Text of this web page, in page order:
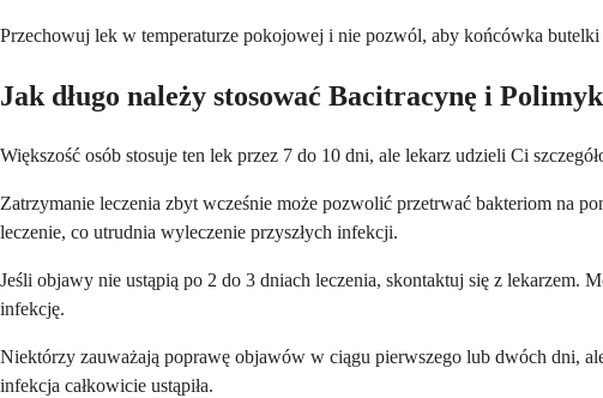
Przechowuj lek w temperaturze pokojowej i nie pozwól, aby końcówka
Jak długo należy stosować Bacitracynę i
Większość osób stosuje ten lek przez 7 do 10 dni, ale lekarz udzieli Ci
Zatrzymanie leczenia zbyt wcześnie może pozwolić przetrwać bakteriom na
leczenie, co utrudnia wyleczenie przyszłych infekcji.
Jeśli objawy nie ustąpią po 2 do 3 dniach leczenia, skontaktuj się z
infekcję.
Niektórzy zauważają poprawę objawów w ciągu pierwszego lub dwóch dni,
infekcja całkowicie ustąpiła.